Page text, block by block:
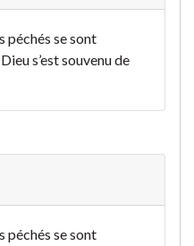
péchés se sont
s’est souvenu de
péchés se sont